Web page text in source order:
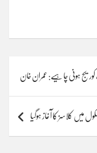
ہونی چاہیے: عمران خان
میں کلاسز کا آغاز ہوگیا